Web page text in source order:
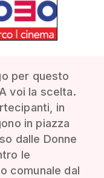
per questo
voi la scelta.
in
in piazza
dalle Donne
le
comunale dal